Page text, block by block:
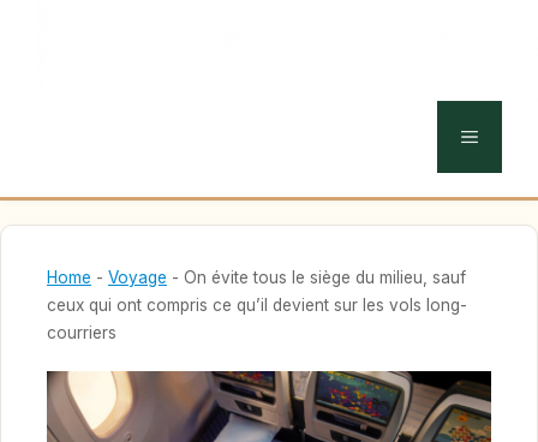
MENU
Home - Voyage - On évite tous le siège du milieu, sauf
ceux qui ont compris ce qu’il devient sur les vols long-
courriers